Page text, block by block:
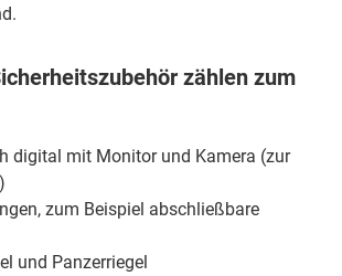
zählen zum
digital mit Monitor und Kamera (zur
zum Beispiel abschließbare
und Panzerriegel